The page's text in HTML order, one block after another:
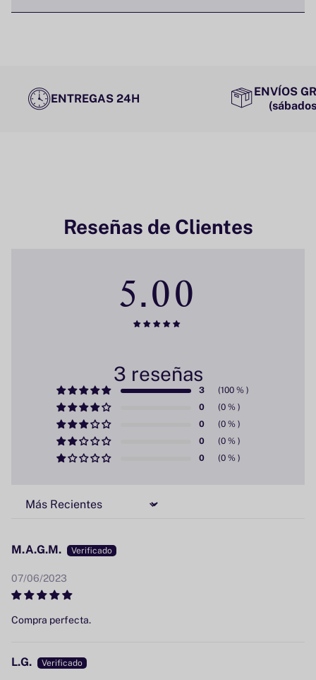
ENTREGAS 24H
ENVÍOS
Reseñas de Clientes
5.00
3 reseñas
3
0
0
0
0
Sort by
07/06/2023
M.A.G.M.
Compra perfecta.
L.G.